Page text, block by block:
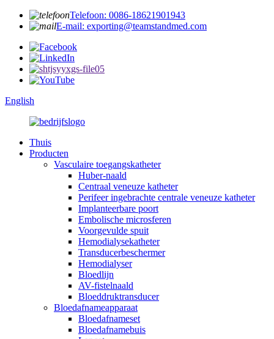
Telefoon: 0086-18621901943
E-mail: exporting@teamstandmed.com
English
Thuis
Producten
Vasculaire toegangskatheter
Huber-naald
Centraal veneuze katheter
Perifeer ingebrachte centrale veneuze katheter
Implanteerbare poort
Embolische microsferen
Voorgevulde spuit
Hemodialysekatheter
Transducerbeschermer
Hemodialyser
Bloedlijn
AV-fistelnaald
Bloeddruktransducer
Bloedafnameapparaat
Bloedafnameset
Bloedafnamebuis